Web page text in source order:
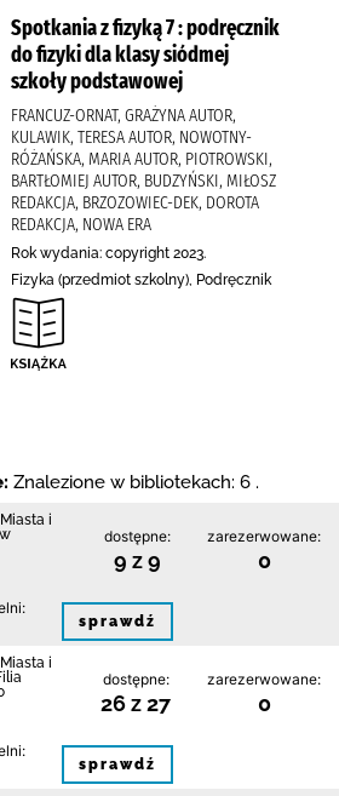
Spotkania z fizyką 7 : podręcznik
do fizyki dla klasy siódmej
szkoły podstawowej
FRANCUZ-ORNAT, GRAŻYNA AUTOR,
KULAWIK, TERESA AUTOR, NOWOTNY-
RÓŻAŃSKA, MARIA AUTOR, PIOTROWSKI,
BARTŁOMIEJ AUTOR, BUDZYŃSKI, MIŁOSZ
REDAKCJA, BRZOZOWIEC-DEK, DOROTA
REDAKCJA, NOWA ERA
Rok wydania: copyright 2023.
Fizyka (przedmiot szkolny), Podręcznik
Znalezione w bibliotekach: 6 .
i
dostępne:
9 z 9
zarezerwowane:
0
sprawdź
i
dostępne:
26 z 27
zarezerwowane:
0
sprawdź